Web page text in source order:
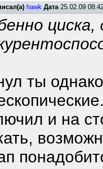
hawk Дата25.02.09
ты
и на